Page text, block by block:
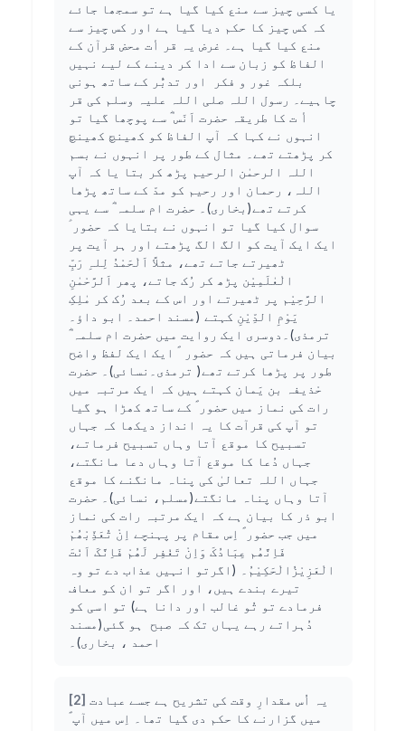
یا کسی چیز سے منع کیا گیا ہے تو سمجھا جائے
کہ کس چیز کا حکم دیا گیا ہے اور کس چیز سے
منع کیا گیا ہے۔ غرض یہ قر أت محض قرآن کے
الفاظ کو زبان سے ادا کر دینے کے لیے نہیں
بلکہ غور و فکر اور تدبُّر کے ساتھ ہونی
چاہیے۔ رسول اللہ صلی اللہ علیہ وسلم کی قر
أ ت کا طریقہ حضرت اَنَس ؓ سے پوچھا گیا تو
انہوں نے کہا کہ آپ الفاظ کو کھینچ کھینچ
کر پڑھتے تھے۔ مثال کے طور پر انہوں نے بسم
اللہ الرحمٰن الرحیم پڑھ کر بتا یا کہ آپ
اللہ، رحمان اور رحیم کو مدّ کے ساتھ پڑھا
کرتے تھے(بخاری)۔ حضرت ام سلمہ ؓ سے یہی
سوال کیا گیا تو انہوں نے بتایا کہ حضور ؑ
ایک ایک آیت کو الگ الگ پڑھتے اور ہر آیت پر
ٹھیرتے جاتے تھے، مثلاً اَلْحَمْدُ لِلہِ رَبِّ
الْعٰلَمِیْن پڑھ کر رُک جاتے، پھر اَلرَّحْمٰنِ
الرَّحِیْم پر ٹھیرتے اور اس کے بعد رُک کر مٰلِکِ
یَوْمِ الدِّیْنِ کہتے (مسند احمد۔ ابو داؤ۔
ترمذی)۔دوسری ایک روایت میں حضرت ام سلمہ ؓ
بیان فرماتی ہیں کہ حضور ؐ ایک ایک لفظ واضح
طور پر پڑھا کرتے تھے( ترمذی۔نسائی)۔ حضرت
حْذیفہ بن یَمان کہتے ہیں کہ ایک مرتبہ میں
رات کی نماز میں حضور ؐ کے ساتھ کھڑا ہو گیا
تو آپ کی قرآت کا یہ انداز دیکھا کہ جہاں
تسبیح کا موقع آتا وہاں تسبیح فرماتے،
جہاں دُعا کا موقع آتا وہاں دعا مانگتے،
جہاں اللہ تعالیٰ کی پناہ مانگنے کا موقع
آتا وہاں پناہ مانگتے(مسلم، نسائی)۔ حضرت
ابو ذر کا بیان ہے کہ ایک مرتبہ رات کی نماز
میں جب حضور ؐ اِس مقام پر پہنچے اِنْ تُعَذِّبْھُمْ
فَاِنَّھُم عِبَادُکَ وَاِنْ تَغْفِر لَھُمْ فَاِنَّکَ اَنْتَ
الْعَزِیْزُالْحَکِیْمُ۔ (اگرتو انہیں عذاب دے تو وہ
تیرے بندے ہیں، اور اگر تو ان کو معاف
فرمادے تو تُو غالب اور دانا ہے) تو اسی کو
دُہراتے رہے یہاں تک کہ صبح ہو گئی(مسند
احمد ، بخاری)۔
[2]
میں گزارنے کا حکم دی گیا تھا۔ اِس میں آپ ؐ